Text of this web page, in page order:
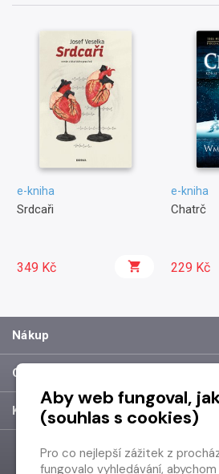
e-kniha
Srdcaři
349 Kč
e-kniha
Chatrč
229 Kč
Nákup
O společnosti
Kontakt
Aby web fungoval,
(souhlas s cookies)
Pro co nejlepší zážitek z
fungovalo vyhledávání,